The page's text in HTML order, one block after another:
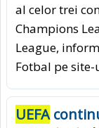
al celor trei
Champions
League,
Fotbal pe
UEFA